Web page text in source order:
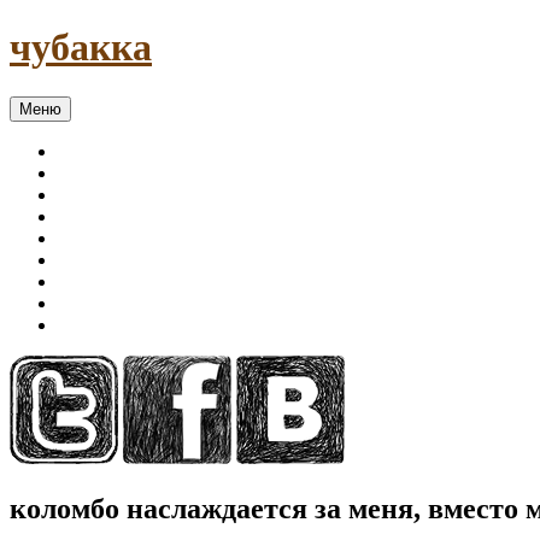
чубакка
Меню
коломбо наслаждается за меня, вместо